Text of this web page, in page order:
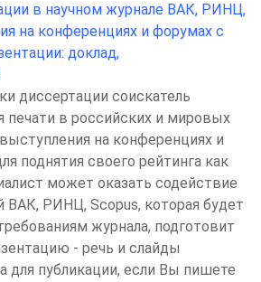
в научном журнале ВАК, РИНЦ,
на конференциях и форумах с
доклад,
диссертации соискатель
печати в российских и мировых
на конференциях и
поднятия своего рейтинга как
может оказать содействие
ВАК, РИНЦ, Scopus, которая будет
журнала, подготовит
- речь и слайды
для публикации, если Вы пишете